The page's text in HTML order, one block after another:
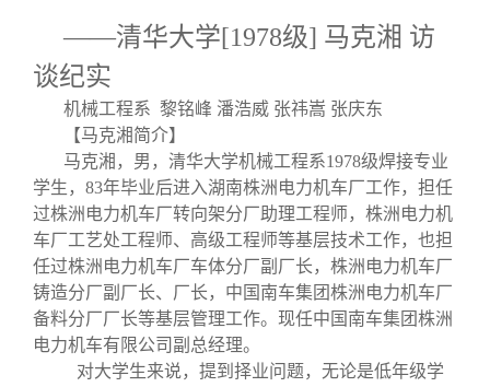
校友文苑
校友讲坛
校友视界
三创大赛
实用信息
会长致辞
总会章程
理事会名单
关闭
——清华大学[1978级] 马克湘 访
谈纪实
机械工程系 黎铭峰 潘浩威 张祎嵩 张庆东
【马克湘简介】
马克湘，男，清华大学机械工程系1978级焊接专业
学生，83年毕业后进入湖南株洲电力机车厂工作，担任
过株洲电力机车厂转向架分厂助理工程师，株洲电力机
车厂工艺处工程师、高级工程师等基层技术工作，也担
任过株洲电力机车厂车体分厂副厂长，株洲电力机车厂
铸造分厂副厂长、厂长，中国南车集团株洲电力机车厂
备料分厂厂长等基层管理工作。 现任中国南车集团株洲
电力机车有限公司副总经理。
对大学生来说，提到择业问题，无论是低年级学